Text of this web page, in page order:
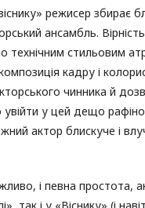
режисер збирає
ансамбль.
технічним стильовим
кадру і
чинника й
увійти у цей дещо
актор блискуче і
і певна простота,